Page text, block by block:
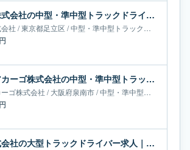
サンライン株式会社の中型・準中型トラックドライバー求人｜東京都足立区｜月給55万-65万円
社 /東京都足立区 /中型・準中型トラックドライバー
ネクストエアカーゴ株式会社の中型・準中型トラックドライバー求人｜大阪府泉南市｜月給65万-66万円
ゴ株式会社 /大阪府泉南市/中型・準中型トラックドライバー
一宮運輸株式会社の大型トラックドライバー求人｜千葉県船橋市｜月給56万-70万円